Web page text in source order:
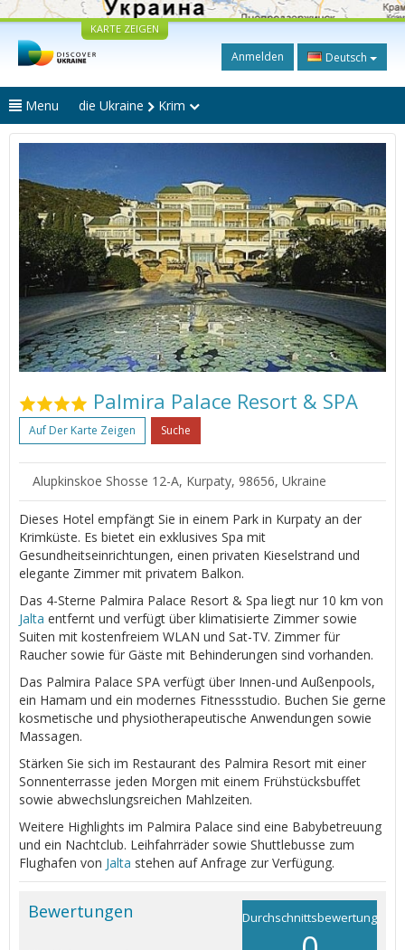
KARTE ZEIGEN
Anmelden Deutsch
Menu die Ukraine Krim
Palmira Palace Resort & SPA
Auf Der Karte Zeigen Suche
Alupkinskoe Shosse 12-A, Kurpaty, 98656, Ukraine
Dieses Hotel empfängt Sie in einem Park in Kurpaty an der
Krimküste. Es bietet ein exklusives Spa mit
Gesundheitseinrichtungen, einen privaten Kieselstrand und
elegante Zimmer mit privatem Balkon.
Das 4-Sterne Palmira Palace Resort & Spa liegt nur 10 km von
Jalta entfernt und verfügt über klimatisierte Zimmer sowie
Suiten mit kostenfreiem WLAN und Sat-TV. Zimmer für
Raucher sowie für Gäste mit Behinderungen sind vorhanden.
Das Palmira Palace SPA verfügt über Innen-und Außenpools,
ein Hamam und ein modernes Fitnessstudio. Buchen Sie gerne
kosmetische und physiotherapeutische Anwendungen sowie
Massagen.
Stärken Sie sich im Restaurant des Palmira Resort mit einer
Sonnenterrasse jeden Morgen mit einem Frühstücksbuffet
sowie abwechslungsreichen Mahlzeiten.
Weitere Highlights im Palmira Palace sind eine Babybetreuung
und ein Nachtclub. Leihfahrräder sowie Shuttlebusse zum
Flughafen von Jalta stehen auf Anfrage zur Verfügung.
Durchschnittsbewertung
Bewertungen